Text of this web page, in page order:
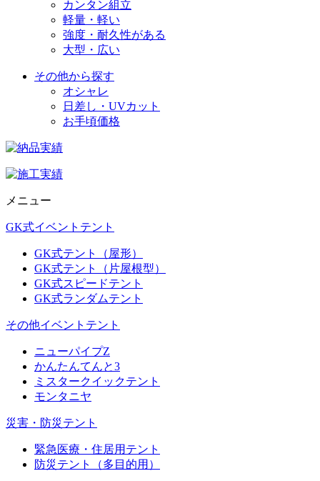
カンタン組立
軽量・軽い
強度・耐久性がある
大型・広い
その他から探す
オシャレ
日差し・UVカット
お手頃価格
メニュー
GK式イベントテント
GK式テント（屋形）
GK式テント（片屋根型）
GK式スピードテント
GK式ランダムテント
その他イベントテント
ニューパイプZ
かんたんてんと3
ミスタークイックテント
モンタニヤ
災害・防災テント
緊急医療・住居用テント
防災テント（多目的用）